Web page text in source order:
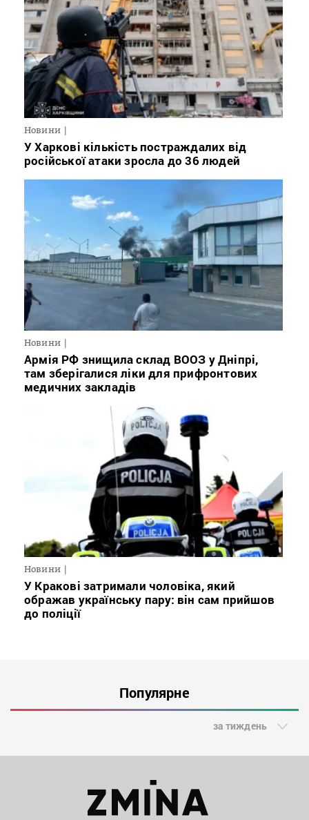
Новини
У Харкові кількість постраждалих від
російської атаки зросла до 36 людей
Новини
Армія РФ знищила склад ВООЗ у Дніпрі,
там зберігалися ліки для прифронтових
медичних закладів
Новини
У Кракові затримали чоловіка, який
ображав українську пару: він сам прийшов
до поліції
Популярне
за тиждень